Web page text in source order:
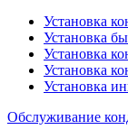
Установка
Установка
Установка
Установка
Установка
Обслуживание